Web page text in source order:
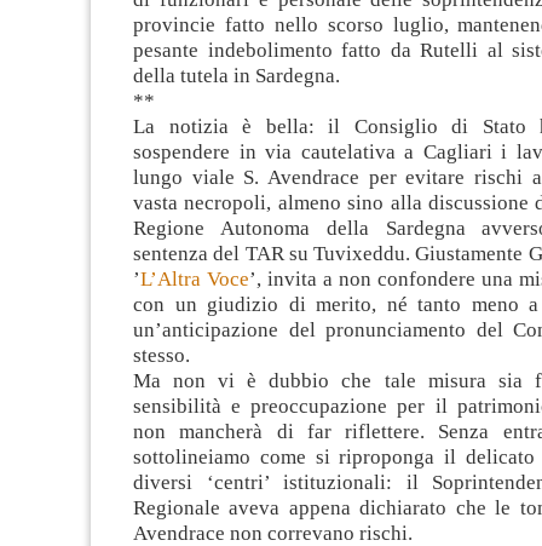
provincie fatto nello scorso luglio,
pesante indebolimento fatto da Rutelli al
della tutela in Sardegna.
**
La notizia è bella: il Consiglio di Stato
sospendere in via cautelativa a Cagliari i
lungo viale S. Avendrace per evitare rischi
vasta necropoli, almeno sino alla discussione
Regione Autonoma della Sardegna
sentenza del TAR su Tuvixeddu. Giustamente
’L’Altra Voce’, invita a non confondere una
con un giudizio di merito, né tanto meno a
un’anticipazione del pronunciamento del
stesso.
Ma non vi è dubbio che tale misura sia
sensibilità e preoccupazione per il
non mancherà di far riflettere. Senza
sottolineiamo come si riproponga il
diversi ‘centri’ istituzionali: il
Regionale aveva appena dichiarato che le
Avendrace non correvano rischi.